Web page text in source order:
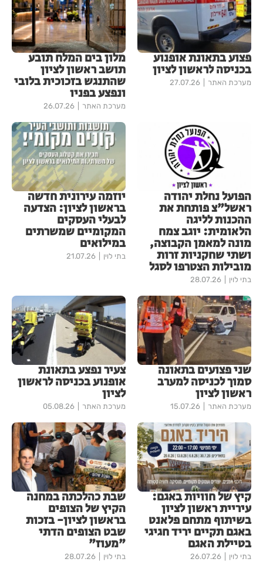
פצוע בתאונת אופנוע
בכניסה לראשון לציון
מערכת האתר 27.07.26
מלון בים המלח תובע
תושב ראשון לציון
שהתנגש בזכוכית בלובי
ונפצע בפניו
מערכת האתר 26.07.26
הפועל נחלת יהודה
ראשל"צ פותחת את
ההכנות לליגה
הלאומית: יוגב צמח
מונה למאמן הקבוצה,
ושתי שחקניות זרות
מובילות הצטרפו לסגל
בתי לוין 28.07.26
יוזמה עירונית חדשה
בראשון לציון: הצדעה
לבעלי העסקים
המקומיים שמשרתים
במילואים
בתי לוין 21.07.26
שני פצועים בתאונה
סמוך לכניסה למערב
ראשון לציון
מערכת האתר 15.07.26
צעיר נפצע בתאונת
אופנוע בכניסה לראשון
לציון
מערכת האתר 05.08.26
קיץ של חוויות באגם:
עיריית ראשון לציון
בשיתוף מתחם פלאנט
באגם תקיים יריד חגיגי
בטיילת האגם
בתי לוין 26.07.26
שבת כהלכתה במחנה
הקיץ של הצופים
בראשון לציון- בזכות
שבט הצופים הדתי
"מעוז"
בתי לוין 28.07.26